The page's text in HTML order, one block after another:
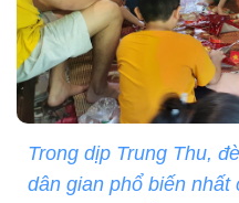
Trong dịp Trung Thu,
dân gian phổ biến nhất